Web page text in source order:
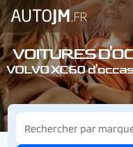
VOITURES
VOLVO XC60